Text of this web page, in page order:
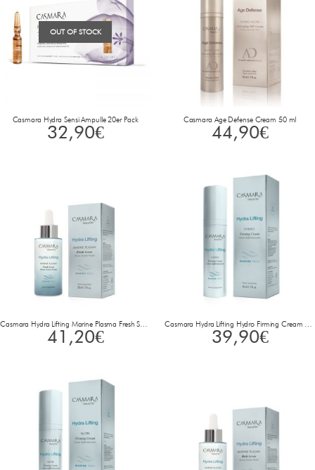
OUT OF STOCK
Casmara Hydra Sensi Ampulle 20er Pack
32,90€
Casmara Age Defense Cream 50 ml
44,90€
Casmara Hydra Lifting Marine Plasma Fresh Serum 50 ml
41,20€
Casmara Hydra Lifting Hydro Firming Cream 50 ml
39,90€